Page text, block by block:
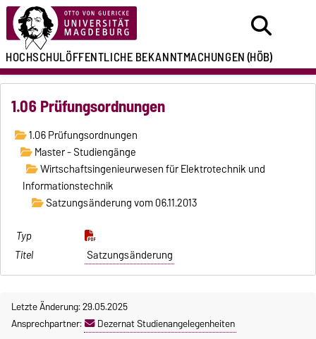
HOCHSCHULÖFFENTLICHEBEKANNTMACHUNGEN(HÖB)
1.06 Prüfungsordnungen
1.06 Prüfungsordnungen
Master - Studiengänge
Wirtschaftsingenieurwesen für Elektrotechnik und
Informationstechnik
Satzungsänderung vom 06.11.2013
Satzungsänderung
Letzte Änderung: 29.05.2025
Ansprechpartner:
Dezernat Studienangelegenheiten